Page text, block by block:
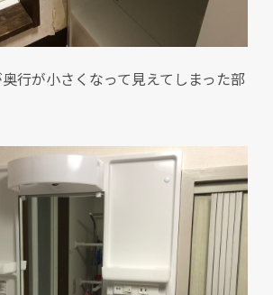
行が小さくなって見えてしまった部